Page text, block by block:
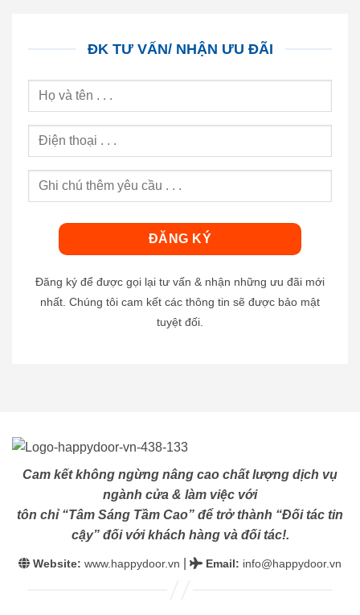
ĐK TƯ VẤN/ NHẬN ƯU ĐÃI
Đăng ký để được gọi lại tư vấn & nhận những ưu đãi mới
nhất. Chúng tôi cam kết các thông tin sẽ được bảo mật
tuyệt đối.
Cam kết không ngừng nâng cao chất lượng dịch vụ
ngành cửa & làm việc với
tôn chỉ “Tâm Sáng Tầm Cao” để trở thành “Đối tác tin
cậy” đối với khách hàng và đối tác!.
Website: www.happydoor.vn Email: info@happydoor.vn